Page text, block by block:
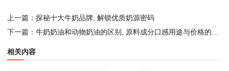
上一篇： 探秘十大牛奶品牌, 解锁优质奶源密码
下一篇： 牛奶奶油和动物奶油的区别, 原料成分口感用途与价格的详细剖析
相关内容